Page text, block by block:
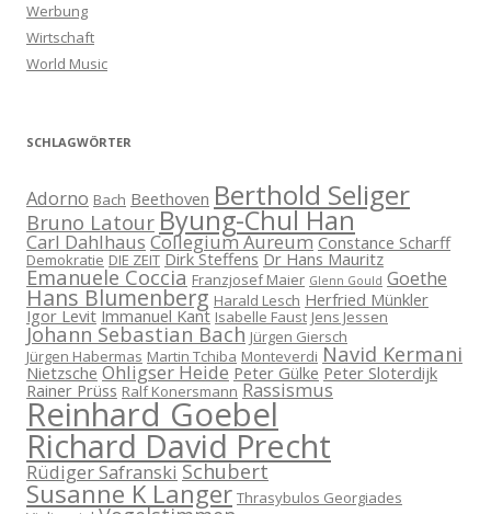
Werbung
Wirtschaft
World Music
SCHLAGWÖRTER
Adorno Bach Beethoven Berthold Seliger
Bruno Latour Byung-Chul Han
Carl Dahlhaus Collegium Aureum Constance Scharff
Demokratie DIE ZEIT Dirk Steffens Dr Hans Mauritz
Emanuele Coccia Franzjosef Maier Glenn Gould Goethe
Hans Blumenberg Harald Lesch Herfried Münkler
Igor Levit Immanuel Kant Isabelle Faust Jens Jessen
Johann Sebastian Bach Jürgen Giersch
Jürgen Habermas Martin Tchiba Monteverdi Navid Kermani
Nietzsche Ohligser Heide Peter Gülke Peter Sloterdijk
Rainer Prüss Ralf Konersmann Rassismus
Reinhard Goebel
Richard David Precht
Rüdiger Safranski Schubert
Susanne K Langer Thrasybulos Georgiades